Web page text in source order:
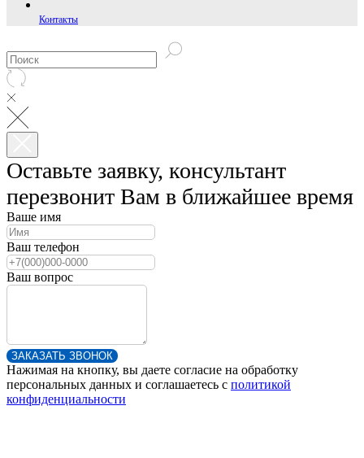
Контакты
Оставьте заявку, консультант
перезвонит Вам в ближайшее время
Ваше имя
Ваш телефон
Ваш вопрос
ЗАКАЗАТЬ ЗВОНОК
Нажимая на кнопку, вы даете согласие на обработку
персональных данных и соглашаетесь c политикой
конфиденциальности